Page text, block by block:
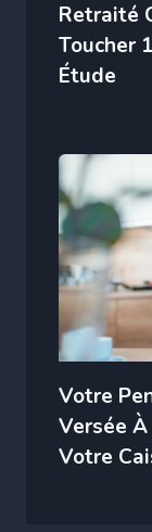
Retraité
Toucher
Étude
Votre
Versée
Votre